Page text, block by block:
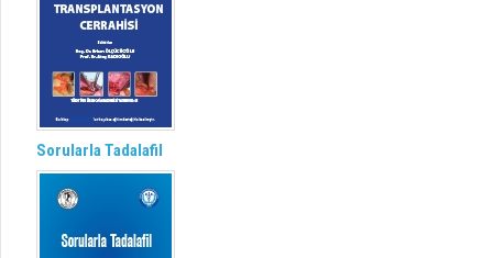
Sorularla Tadalafil